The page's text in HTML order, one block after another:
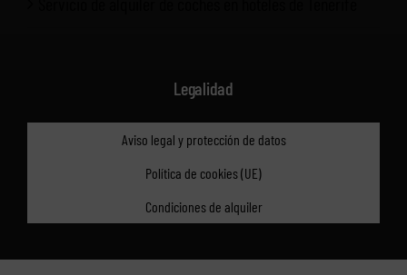
Legalidad
Aviso legal y protección de datos
Política de cookies (UE)
Condiciones de alquiler